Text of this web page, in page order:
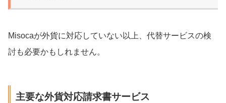
Misocaが外貨に対応していない以上、代替サービスの検
討も必要かもしれません。
主要な外貨対応請求書サービス